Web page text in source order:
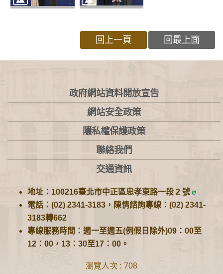
回上一頁 回最上面
:::
政府網站資料開放宣告
網站安全政策
隱私權保護政策
聯絡我們
交通資訊
地址：100216臺北市中正區忠孝東路一段 2 號
電話：(02) 2341-3183，陳情諮詢專線：(02) 2341-
3183轉662
專線服務時間：週一至週五(例假日除外)09：00至
12：00，13：30至17：00。
瀏覽人次 708